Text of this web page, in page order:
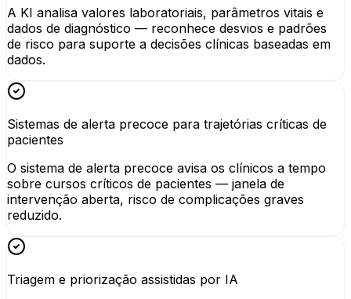
A KI analisa valores laboratoriais, parâmetros vitais e
dados de diagnóstico — reconhece desvios e padrões
de risco para suporte a decisões clínicas baseadas em
dados.
Sistemas de alerta precoce para trajetórias críticas de
pacientes
O sistema de alerta precoce avisa os clínicos a tempo
sobre cursos críticos de pacientes — janela de
intervenção aberta, risco de complicações graves
reduzido.
Triagem e priorização assistidas por IA